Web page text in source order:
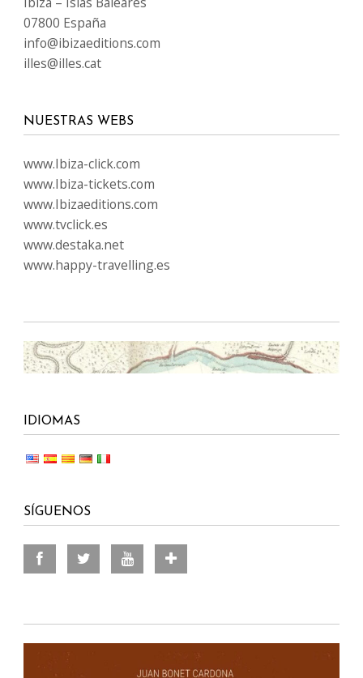
07800 España
info@ibizaeditions.com
illes@illes.cat
NUESTRAS WEBS
www.Ibiza-click.com
www.Ibiza-tickets.com
www.Ibizaeditions.com
www.tvclick.es
www.destaka.net
www.happy-travelling.es
IDIOMAS
SÍGUENOS